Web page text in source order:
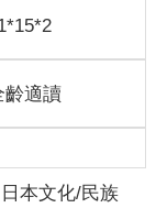
庭，母親對他管
。例如，偷書、
進出精神療養院
。彼時，鶴見祐
子亦隨父親同
春天，鶴見俊輔
瑟．史列辛格教
時與經濟學家都
齡適讀
日本文化/民族